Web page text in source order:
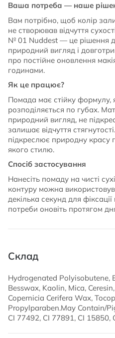
Ваша потреба — наше
Вам потрібно, щоб колір
не створював відчуття
№ 01 Nuddest — це рішення
природний вигляд і
про постійне оновлення
годинами.
Як це працює?
Помада має стійку формулу,
розподіляється по губах.
природний вигляд, не
залишає відчуття
підкреслює природну красу
якого стилю.
Спосіб застосування
Нанесіть помаду на чисті
контуру можна
декілька секунд для
потреби оновіть протягом
Склад
Hydrogenated Polyisobutene,
Besswax, Kaolin, Mica,
Copernicia Cerifera Wax,
Propylparaben.May Contain/
CI 77492, CI 77891, CI 15850,